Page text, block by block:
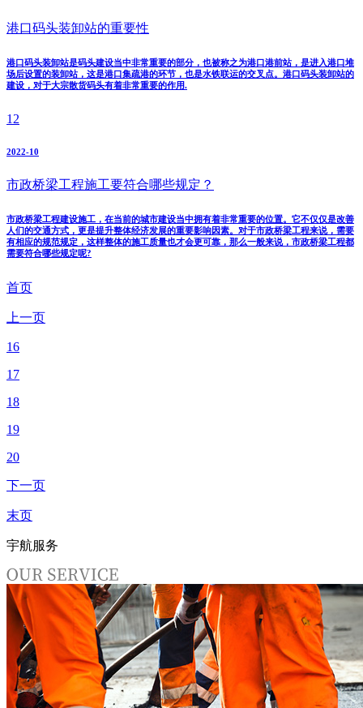
港口码头装卸站的重要性
港口码头装卸站是码头建设当中非常重要的部分，也被称之为港口港前站，是进入港口堆
场后设置的装卸站，这是港口集疏港的环节，也是水铁联运的交叉点。港口码头装卸站的
建设，对于大宗散货码头有着非常重要的作用.
12
2022-10
市政桥梁工程施工要符合哪些规定？
市政桥梁工程建设施工，在当前的城市建设当中拥有着非常重要的位置。它不仅仅是改善
人们的交通方式，更是提升整体经济发展的重要影响因素。对于市政桥梁工程来说，需要
有相应的规范规定，这样整体的施工质量也才会更可靠，那么一般来说，市政桥梁工程都
需要符合哪些规定呢?
首页
上一页
16
17
18
19
20
下一页
末页
宇航服务